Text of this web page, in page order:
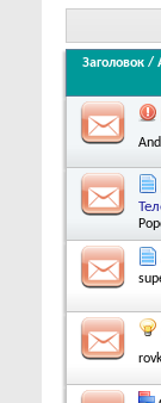
Заголовок /